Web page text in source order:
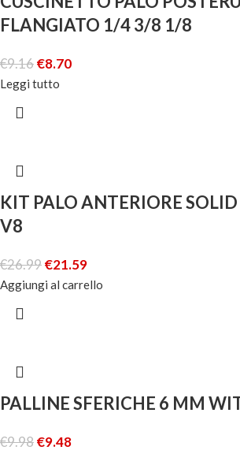
FLANGIATO 1/4 3/8 1/8
€9.16€8.70
Leggi tutto
KIT PALO ANTERIORE
V8
€26.99€21.59
Aggiungi al carrello
PALLINE SFERICHE 6 MM
€9.98€9.48